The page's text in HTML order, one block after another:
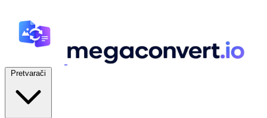
Pretvarači